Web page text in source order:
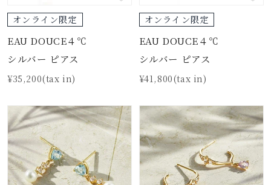
オンライン限定
EAU DOUCE４℃
シルバー ピアス
¥35,200(tax in)
オンライン限定
EAU DOUCE４℃
シルバー ピアス
¥41,800(tax in)